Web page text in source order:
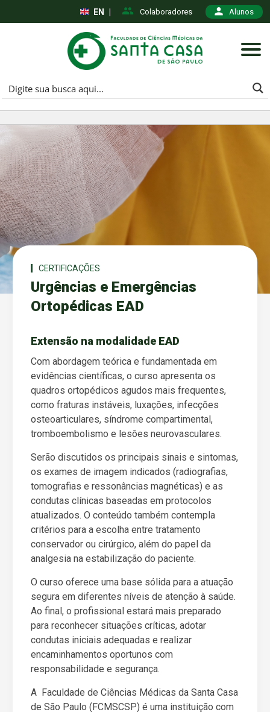
Colaboradores Alunos
EN
CERTIFICAÇÕES
Urgências e Emergências
Ortopédicas EAD
Extensão na modalidade EAD
Com abordagem teórica e fundamentada em
evidências científicas, o curso apresenta os
quadros ortopédicos agudos mais frequentes,
como fraturas instáveis, luxações, infecções
osteoarticulares, síndrome compartimental,
tromboembolismo e lesões neurovasculares.
Serão discutidos os principais sinais e sintomas,
os exames de imagem indicados (radiografias,
tomografias e ressonâncias magnéticas) e as
condutas clínicas baseadas em protocolos
atualizados. O conteúdo também contempla
critérios para a escolha entre tratamento
conservador ou cirúrgico, além do papel da
analgesia na estabilização do paciente.
O curso oferece uma base sólida para a atuação
segura em diferentes níveis de atenção à saúde.
Ao final, o profissional estará mais preparado
para reconhecer situações críticas, adotar
condutas iniciais adequadas e realizar
encaminhamentos oportunos com
responsabilidade e segurança.
A Faculdade de Ciências Médicas da Santa Casa
de São Paulo (FCMSCSP) é uma instituição com